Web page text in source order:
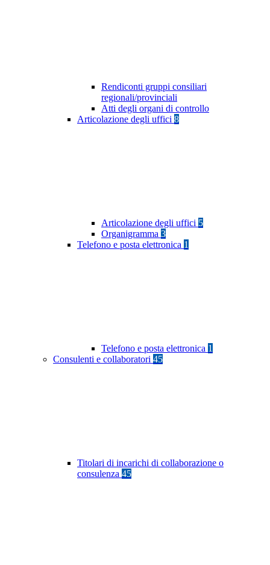
Rendiconti gruppi consiliari
regionali/provinciali
Atti degli organi di controllo
Articolazione degli uffici 8
Articolazione degli uffici 5
Organigramma 3
Telefono e posta elettronica 1
Telefono e posta elettronica 1
Consulenti e collaboratori 45
Titolari di incarichi di collaborazione o
consulenza 45